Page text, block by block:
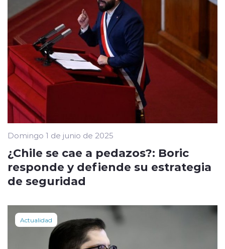
Domingo 1 de junio de 2025
¿Chile se cae a pedazos?: Boric
responde y defiende su estrategia
de seguridad
Actualidad